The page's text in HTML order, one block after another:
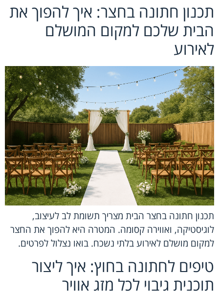
תכנון חתונה בחצר: איך להפוך את
הבית שלכם למקום המושלם
לאירוע
תכנון חתונה בחצר הבית מצריך תשומת לב לעיצוב,
לוגיסטיקה, ואווירה קסומה. המטרה היא להפוך את החצר
למקום מושלם לאירוע בלתי נשכח. בואו נצלול לפרטים.
טיפים לחתונה בחוץ: איך ליצור
תוכנית גיבוי לכל מזג אוויר